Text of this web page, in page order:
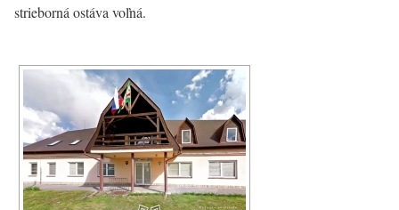
strieborná ostáva voľná.